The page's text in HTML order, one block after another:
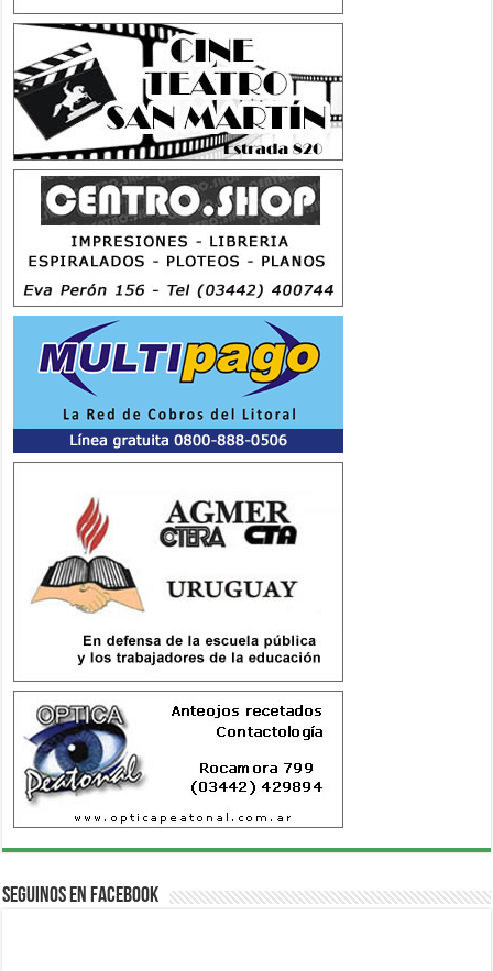
Seguinos en Facebook